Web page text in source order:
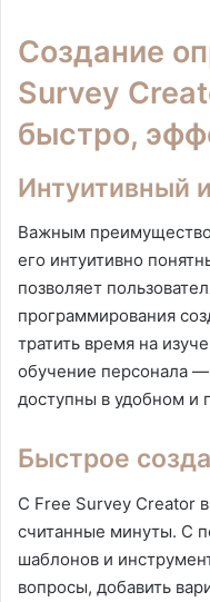
Создание
Survey
быстро,
Интуитивный
Важным
его интуитивно
позволяет
программирования
тратить время на
обучение персонала
доступны в удобном и
Быстрое
С Free Survey Creator
считанные минуты. С
шаблонов и
вопросы, добавить